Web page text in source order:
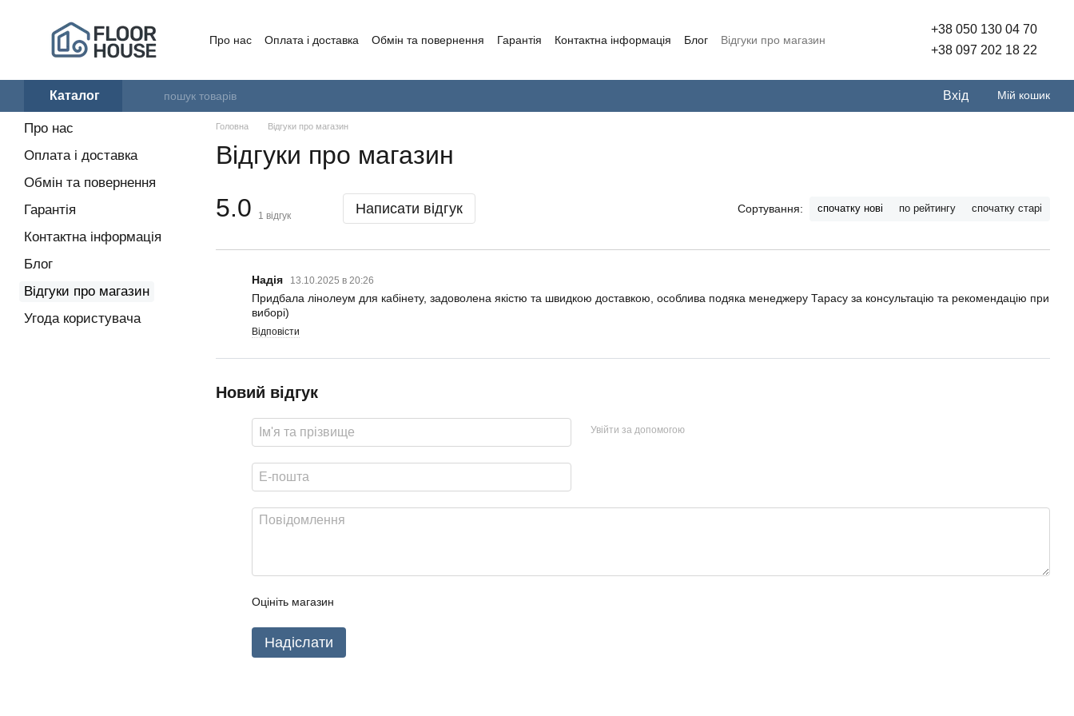
Про нас Оплата і доставка Обмін та повернення Гарантія Контактна інформація Блог
Відгуки про магазин
+38 050 130 04 70
+38 097 202 18 22
Каталог Вхід Мій кошик
Головна Відгуки про магазин
Відгуки про магазин
5.0
1 відгук Написати відгук Сортування: спочатку нові по рейтингу спочатку старі
Надія 13.10.2025 в 20:26
Придбала лінолеум для кабінету, задоволена якістю та швидкою доставкою, особлива подяка менеджеру Тарасу за консультацію та рекомендацію при
виборі)
Відповісти
Новий відгук
Увійти за допомогою
Оцініть магазин
Надіслати
Про нас
Оплата і доставка
Обмін та повернення
Гарантія
Контактна інформація
Блог
Відгуки про магазин
Угода користувача